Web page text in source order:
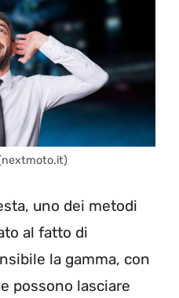
uno dei metodi
al fatto di
la gamma, con
possono lasciare